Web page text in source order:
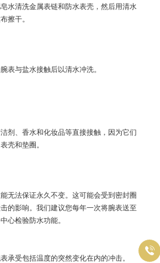
水清洗金属表链和防水表壳，然后用清水
擦干。
表与盐水接触后以清水冲洗。
剂、香水和化妆品等直接接触，因为它们
壳和垫圈。
无法保证永久不变。这可能会受到密封圈
的影响。我们建议您每年一次将腕表送至
心检验防水功能。
承受包括温度的突然变化在内的冲击。
